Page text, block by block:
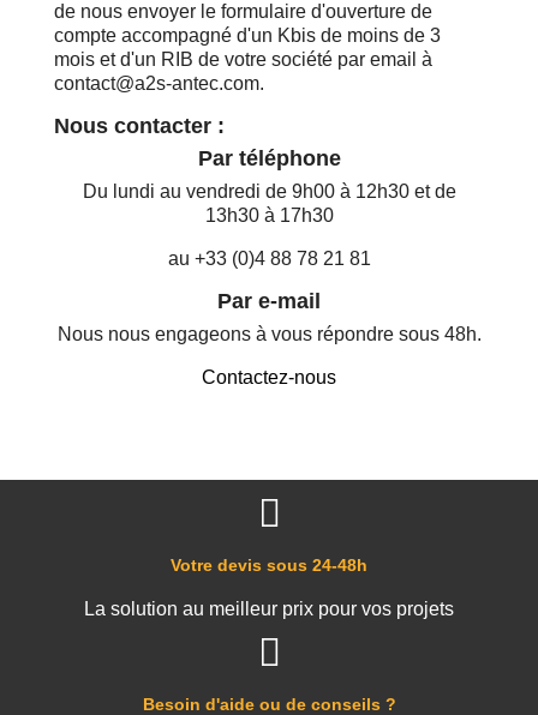
de nous envoyer le formulaire d'ouverture de
compte accompagné d'un Kbis de moins de 3
mois et d'un RIB de votre société par email à
contact@a2s-antec.com.
Nous contacter :
Par téléphone
Du lundi au vendredi de 9h00 à 12h30 et de
13h30 à 17h30
au +33 (0)4 88 78 21 81
Par e-mail
Nous nous engageons à vous répondre sous 48h.
Contactez-nous
Besoin d'aide ou de conseils ?
Votre devis sous 24-48h
La solution au meilleur prix pour vos projets